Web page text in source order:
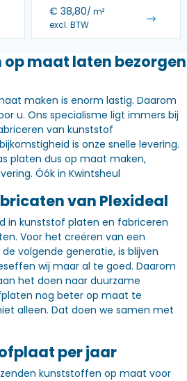
€ 38,80/ m²
excl. BTW
maat laten bezorgen
maken is enorm lastig. Daarom
u. Ons specialisme ligt immers bij
van kunststof
is onze snelle levering.
platen dus op maat maken,
Óók in Kwintsheul
van Plexideal
in kunststof platen en fabriceren
Voor het creëren van een
volgende generatie, is blijven
wij maar al te goed. Daarom
het doen naar duurzame
nog beter op maat te
alleen. Dat doen we samen met
per jaar
kunststoffen op maat voor